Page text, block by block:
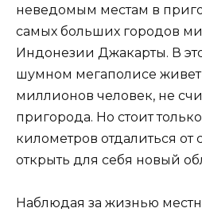
неведомым местам в
самых больших городов
Индонезии Джакарты. В
шумном мегаполисе живет
миллионов человек, не
пригорода. Но стоит
километров отдалиться от
открыть для себя новый
Наблюдая за жизнью